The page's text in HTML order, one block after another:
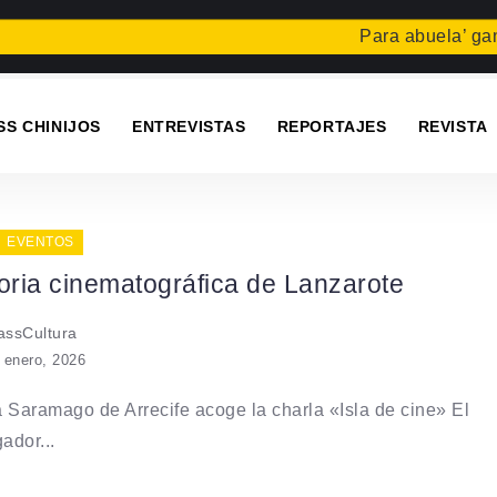
Para abuela’ gana
CHINIJOS ENTREVISTAS REPORTAJES REVISTA
EVENTOS
cinematográfica de Lanzarote
enero, 2026
Saramago de Arrecife acoge la charla «Isla de cine» El